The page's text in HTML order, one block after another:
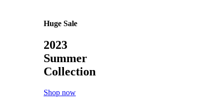
Huge Sale
2023
Summer
Collection
Shop now